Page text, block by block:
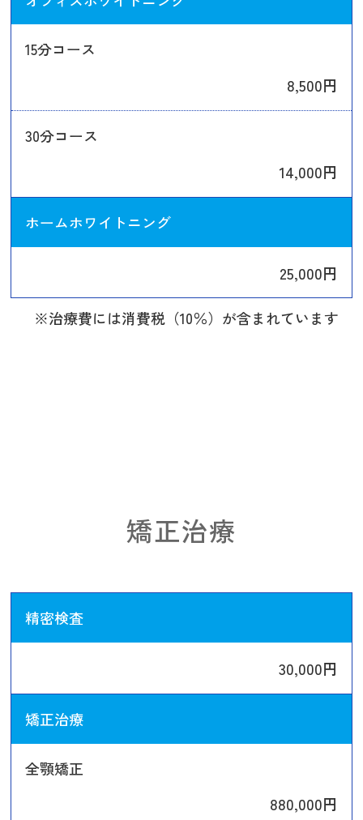
15分コース
8,500円
30分コース
14,000円
ホームホワイトニング
25,000円
※治療費には消費税（10％）が含まれています
矯正治療
精密検査
30,000円
矯正治療
全顎矯正
880,000円